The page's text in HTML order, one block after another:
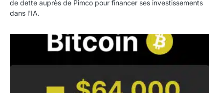
de dette auprès de Pimco pour financer ses investissements
dans l'IA.
Bitcoin stagne à 64 000 dollars pendant que les